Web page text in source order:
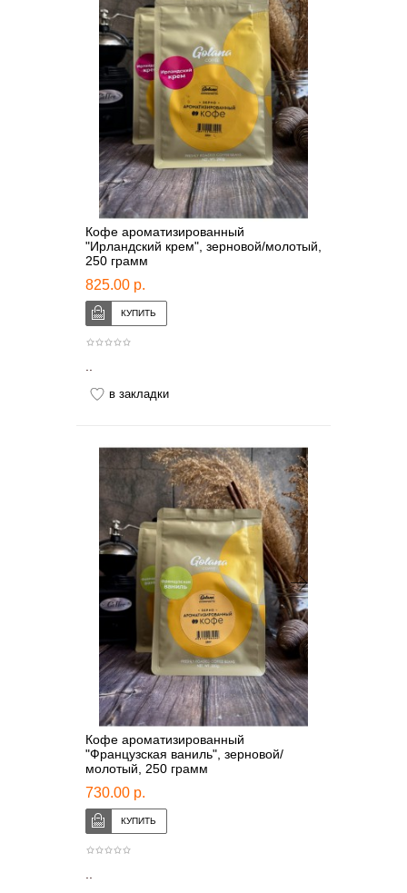
Кофе ароматизированный
"Ирландский крем", зерновой/молотый,
250 грамм
825.00 р.
в закладки
Кофе ароматизированный
"Французская ваниль", зерновой/
молотый, 250 грамм
730.00 р.